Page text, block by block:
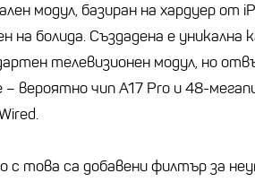
модул, базиран на хардуер от
на болида. Създадена е
телевизионен модул, но
– вероятно чип A17 Pro и 48-
с това са добавени филтър за